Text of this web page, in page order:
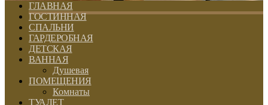
ГЛАВНАЯ
ГОСТИННАЯ
СПАЛЬНИ
ГАРДЕРОБНАЯ
ДЕТСКАЯ
ВАННАЯ
Душевая
ПОМЕЩЕНИЯ
Комнаты
ТУАЛЕТ